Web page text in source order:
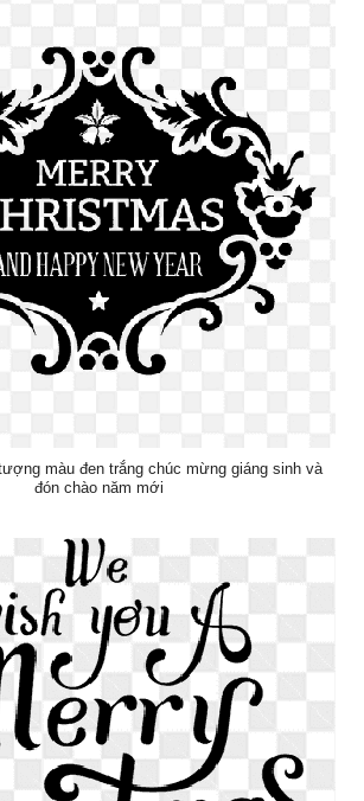
màu đen trắng chúc mừng giáng sinh và
đón chào năm mới